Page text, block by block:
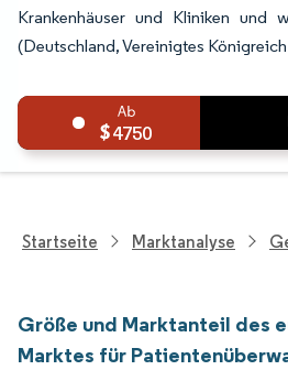
Krankenhäuser und Kliniken und
(Deutschland, Vereinigtes
4750
Startseite Marktanalyse
Größe und Marktanteil des
Marktes für